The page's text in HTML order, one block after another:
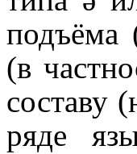
подъёма
(в
составу
ряде